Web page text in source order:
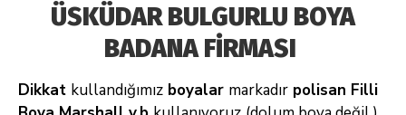
ÜSKÜDAR BULGURLU BOYA
BADANA FİRMASI
Dikkat kullandığımız boyalar markadır polisan Filli